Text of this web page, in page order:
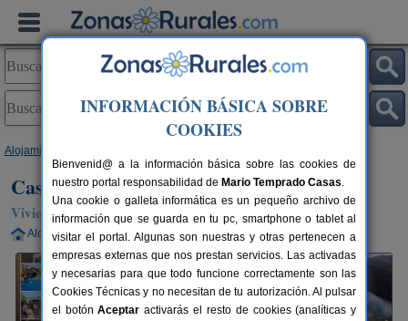
Alojamientos
Casa Carla
Vivienda turística en Sotoserrano (Salamanca)
Alquiler completo 6 plazas 90 km de Salamanca
INFORMACIÓN BÁSICA SOBRE
COOKIES
Bienvenid@ a la información básica sobre las cookies de
nuestro portal responsabilidad de Mario Temprado Casas.
Una cookie o galleta informática es un pequeño archivo de
información que se guarda en tu pc, smartphone o tablet al
visitar el portal. Algunas son nuestras y otras pertenecen a
empresas externas que nos prestan servicios. Las activadas
y necesarias para que todo funcione correctamente son las
Cookies Técnicas y no necesitan de tu autorización. Al pulsar
el botónAceptar activarás el resto de cookies (analíticas y